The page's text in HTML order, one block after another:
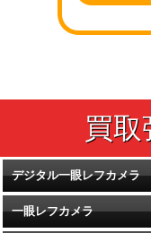
デジタル一眼レフカメラ
一眼レフカメラ